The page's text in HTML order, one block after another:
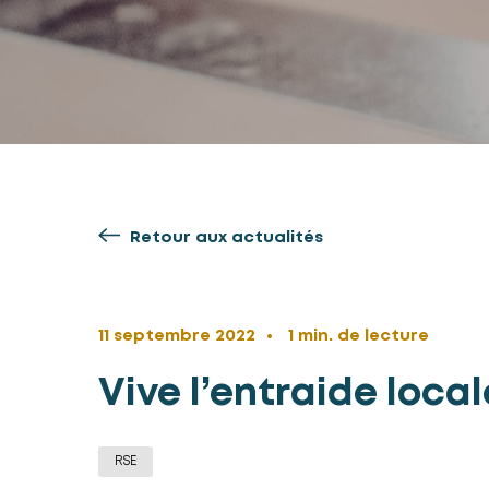
Retour aux actualités
11 septembre 2022 1 min. de lecture
Vive l’entraide
RSE